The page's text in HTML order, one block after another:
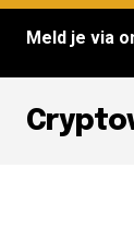
Meld je via